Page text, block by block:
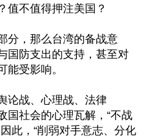
值不值得押注美国？
分，那么台湾的备战意
国防支出的支持，甚至对
能受影响。
论战、心理战、法律
国社会的心理瓦解，“不战
此，“削弱对手意志、分化